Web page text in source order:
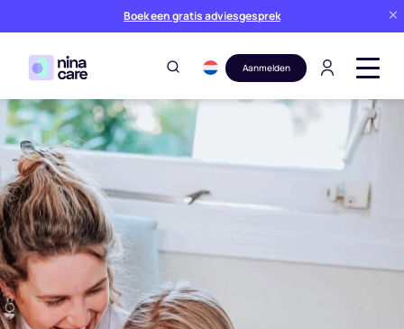
Boek een gratis adviesgesprek
Aanmelden